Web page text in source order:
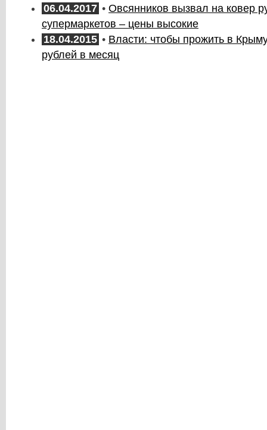
06.04.2017 • Овсянников вызвал на ковер
супермаркетов – цены высокие
18.04.2015 • Власти: чтобы прожить в
рублей в месяц